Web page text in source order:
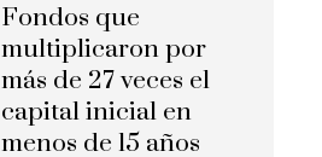
Fondos que
multiplicaron por
más de 27 veces el
capital inicial en
menos de 15 años